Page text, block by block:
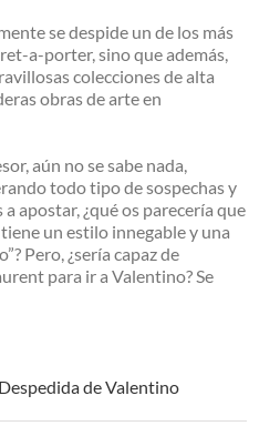
se despide un de los más
a-porter, sino que además,
colecciones de alta
obras de arte en
aún no se sabe nada,
todo tipo de sospechas y
apostar, ¿qué os parecería que
un estilo innegable y una
Pero, ¿sería capaz de
para ir a Valentino? Se
Despedida de Valentino